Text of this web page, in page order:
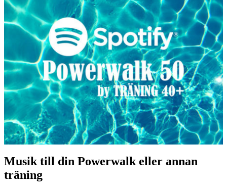
Musik till din Powerwalk eller annan
träning